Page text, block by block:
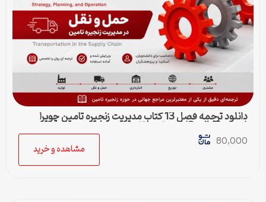
دانلود ترجمه فصل 13 کتاب مدیریت زنجیره تامین چوپرا
(Sunil Chopra) | حمل و نقل در زنجیره تامین
80,000
مشاهده و خرید